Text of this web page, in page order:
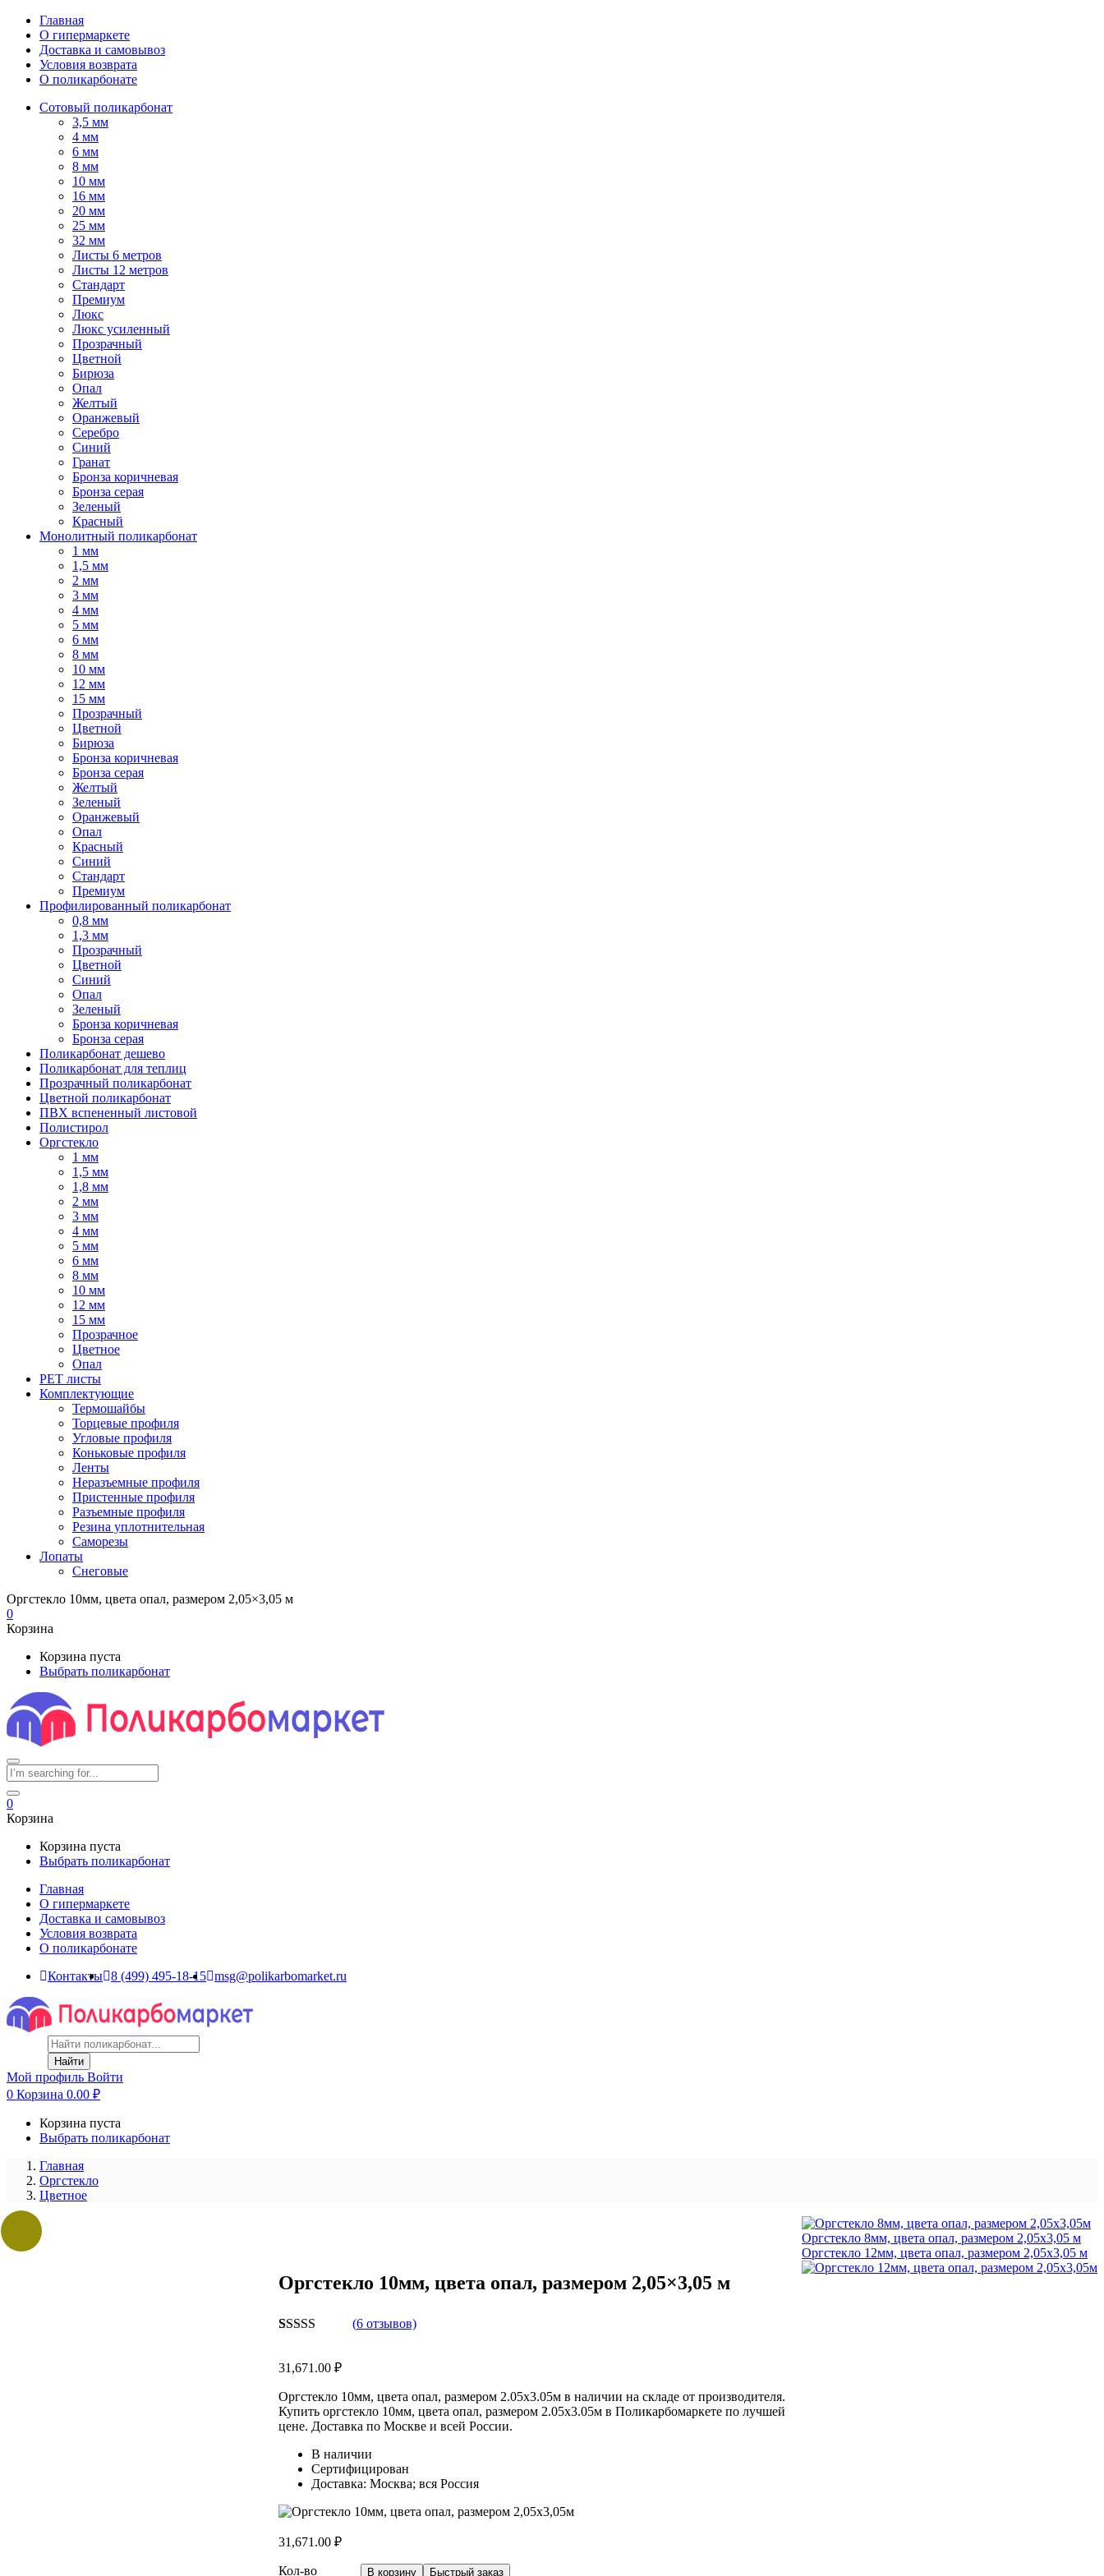
Главная
О гипермаркете
Доставка и самовывоз
Условия возврата
О поликарбонате
Сотовый поликарбонат
3,5 мм
4 мм
6 мм
8 мм
10 мм
16 мм
20 мм
25 мм
32 мм
Листы 6 метров
Листы 12 метров
Стандарт
Премиум
Люкс
Люкс усиленный
Прозрачный
Цветной
Бирюза
Опал
Желтый
Оранжевый
Серебро
Синий
Гранат
Бронза коричневая
Бронза серая
Зеленый
Красный
Монолитный поликарбонат
1 мм
1,5 мм
2 мм
3 мм
4 мм
5 мм
6 мм
8 мм
10 мм
12 мм
15 мм
Прозрачный
Цветной
Бирюза
Бронза коричневая
Бронза серая
Желтый
Зеленый
Оранжевый
Опал
Красный
Синий
Стандарт
Премиум
Профилированный поликарбонат
0,8 мм
1,3 мм
Прозрачный
Цветной
Синий
Опал
Зеленый
Бронза коричневая
Бронза серая
Поликарбонат дешево
Поликарбонат для теплиц
Прозрачный поликарбонат
Цветной поликарбонат
ПВХ вспененный листовой
Полистирол
Оргстекло
1 мм
1,5 мм
1,8 мм
2 мм
3 мм
4 мм
5 мм
6 мм
8 мм
10 мм
12 мм
15 мм
Прозрачное
Цветное
Опал
PET листы
Комплектующие
Термошайбы
Торцевые профиля
Угловые профиля
Коньковые профиля
Ленты
Неразъемные профиля
Пристенные профиля
Разъемные профиля
Резина уплотнительная
Саморезы
Лопаты
Снеговые
Оргстекло 10мм, цвета опал, размером 2,05×3,05 м
0
Корзина
Корзина пуста
Выбрать поликарбонат
0
Корзина
Корзина пуста
Выбрать поликарбонат
Главная
О гипермаркете
Доставка и самовывоз
Условия возврата
О поликарбонате
Контакты 8 (499) 495-18-15 msg@polikarbomarket.ru
Найти
Мой профиль Войти
0 Корзина 0.00 ₽
Корзина пуста
Выбрать поликарбонат
Главная
Оргстекло
Цветное
Оргстекло 8мм, цвета опал, размером 2,05x3,05 м
Оргстекло 12мм, цвета опал, размером 2,05x3,05 м
Оргстекло 10мм, цвета опал, размером 2,05×3,05 м
основе
пользователей
(6отзывов)
31,671.00 ₽
Оргстекло 10мм, цвета опал, размером 2.05х3.05м в наличии на складе от производителя.
Купить оргстекло 10мм, цвета опал, размером 2.05х3.05м в Поликарбомаркете по лучшей
цене. Доставка по Москве и всей России.
В наличии
Сертифицирован
Доставка: Москва; вся Россия
31,671.00 ₽
Кол-воКол-
В корзину Быстрый заказ